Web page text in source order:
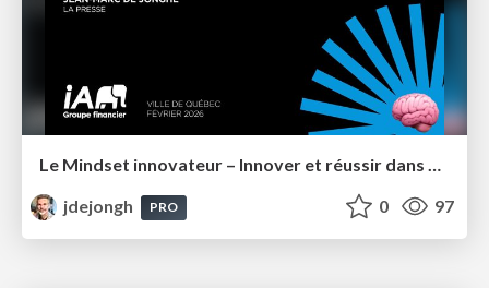
Le Mindset innovateur – Innover et réussir dans un monde en perpétuel changement – IA Groupe Financier
jdejongh
PRO 0 97